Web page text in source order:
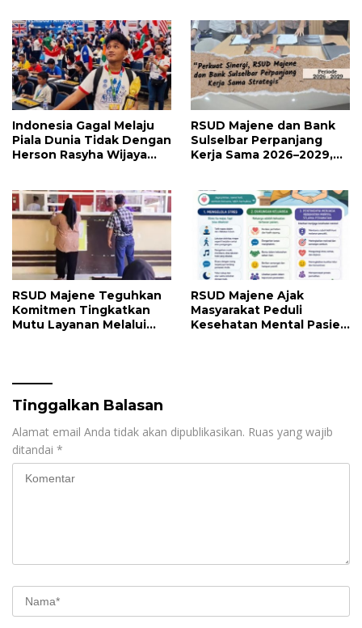
Indonesia Gagal Melaju
Piala Dunia Tidak Dengan
Herson Rasyha Wijaya
Arithmetic International
Competition 2026
RSUD Majene dan Bank
Sulselbar Perpanjang
Kerja Sama 2026–2029,
Perbankan
RSUD Majene Teguhkan
Komitmen Tingkatkan
Mutu Layanan Melalui
RSUD Majene Ajak
Masyarakat Peduli
Kesehatan Mental Pasien
Tinggalkan Balasan
Alamat email Anda tidak akan dipublikasikan. Ruas yang wajib
ditandai *